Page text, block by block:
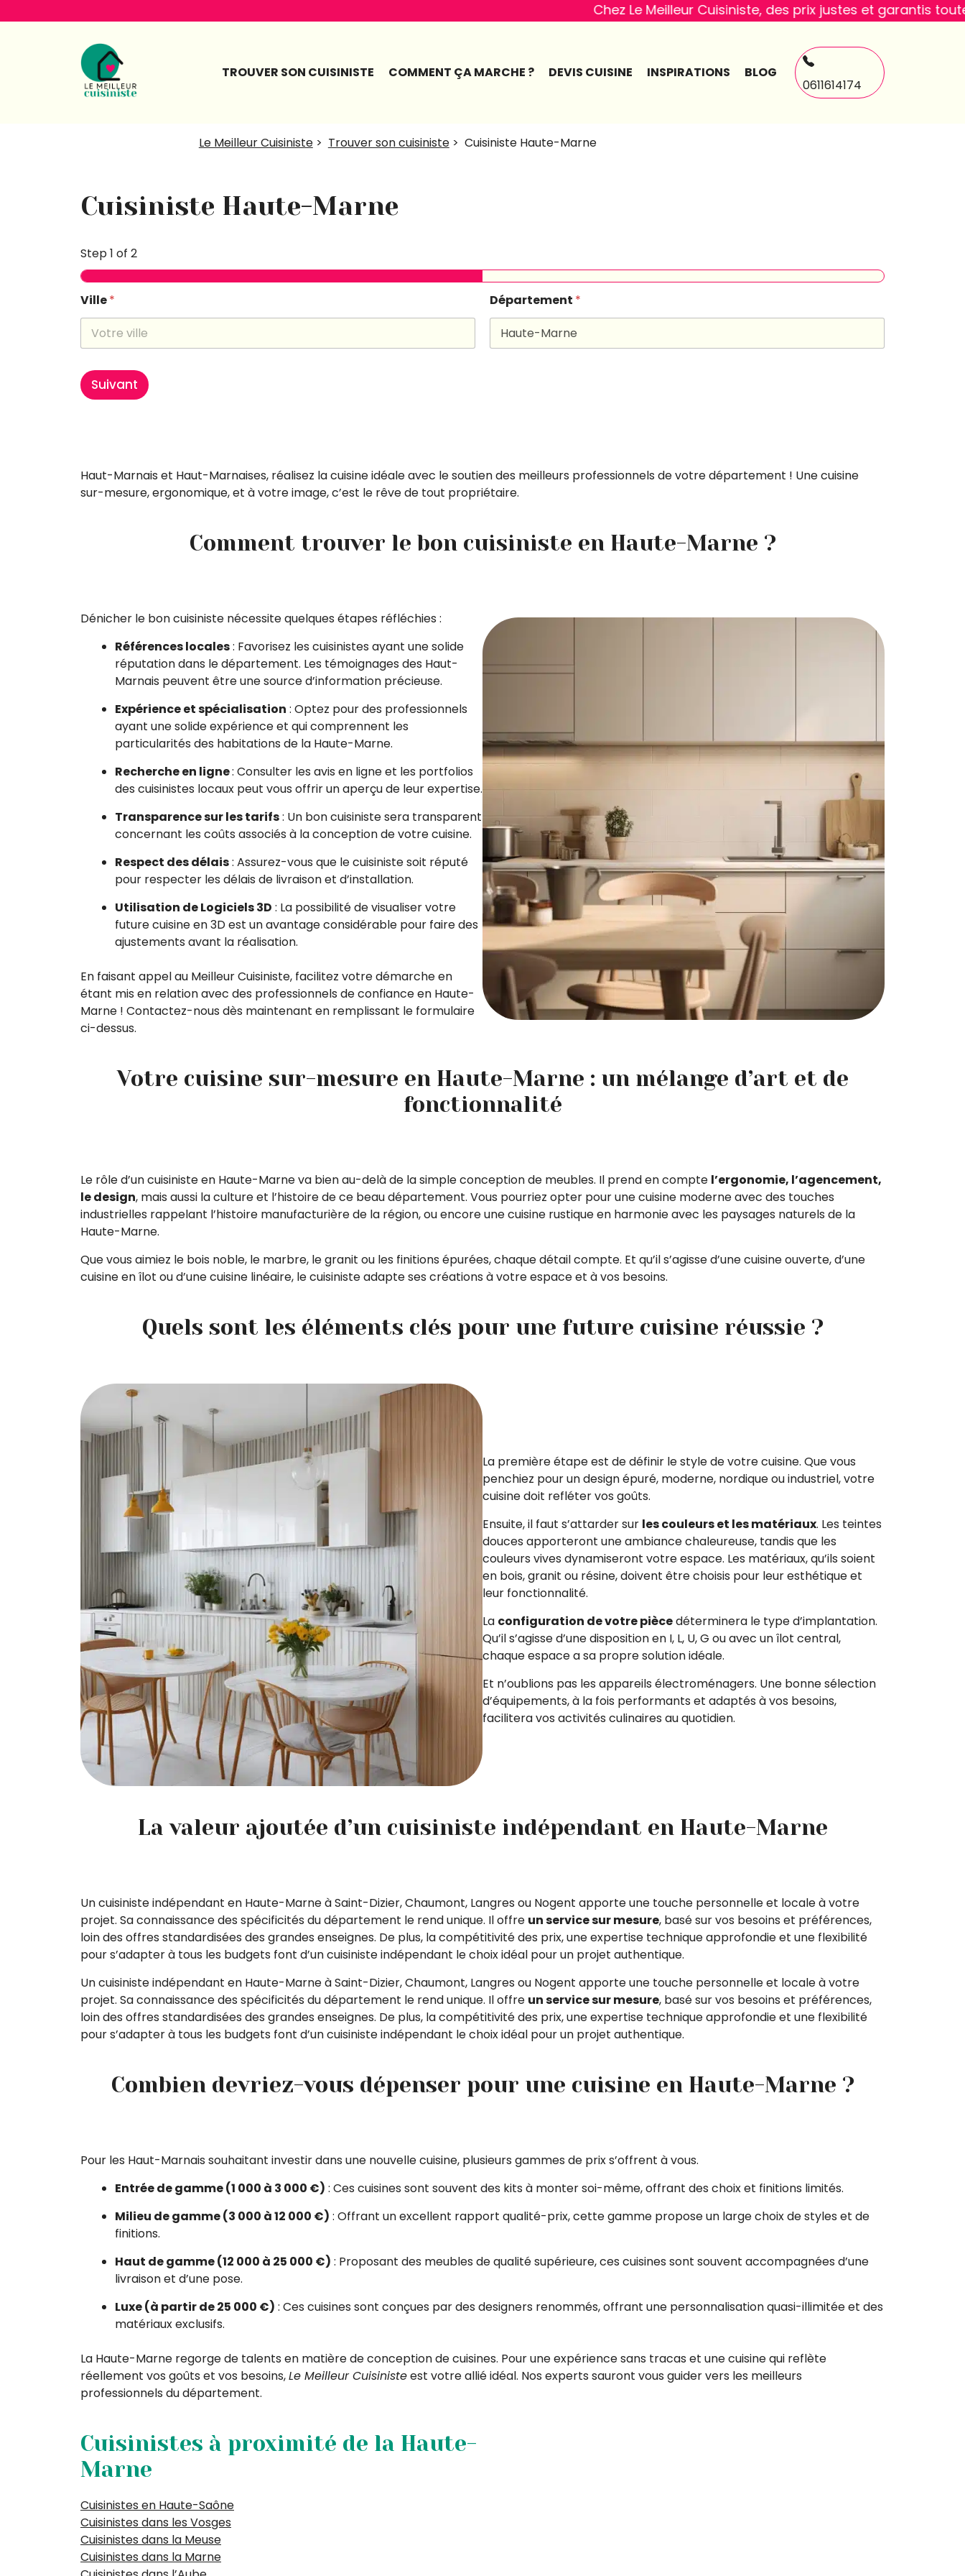
au
Chez Le Meilleur Cuisiniste, des prix justes et garantis toute l'année
TROUVER SON CUISINISTE COMMENT ÇA MARCHE ? DEVIS CUISINE INSPIRATIONS BLOG
0611614174
Le Meilleur Cuisiniste > Trouver son cuisiniste> Cuisiniste Haute-Marne
Cuisiniste Haute-Marne
Step1 of 2
Ville* Département *
Suivant
Haut-Marnais et Haut-Marnaises, réalisez la cuisine idéale avec le soutien des meilleurs professionnels de votre département ! Une cuisine
sur-mesure, ergonomique, et à votre image, c’est le rêve de tout propriétaire.
Comment trouver le bon cuisiniste en Haute-Marne ?
Dénicher le bon cuisiniste nécessite quelques étapes réfléchies :
Références locales: Favorisez les cuisinistes ayant une solide
réputation dans le département. Les témoignages des Haut-
Marnais peuvent être une source d’information précieuse.
Expérience et spécialisation : Optez pour des professionnels
ayant une solide expérience et qui comprennent les
particularités des habitations de la Haute-Marne.
Recherche en ligne: Consulter les avis en ligne et les portfolios
des cuisinistes locaux peut vous offrir un aperçu de leur expertise.
Transparence sur les tarifs: Un bon cuisiniste sera transparent
concernant les coûts associés à la conception de votre cuisine.
Respect des délais: Assurez-vous que le cuisiniste soit réputé
pour respecter les délais de livraison et d’installation.
Utilisation de Logiciels 3D : La possibilité de visualiser votre
future cuisine en 3D est un avantage considérable pour faire des
ajustements avant la réalisation.
En faisant appel au Meilleur Cuisiniste, facilitez votre démarche en
étant mis en relation avec des professionnels de confiance en Haute-
Marne ! Contactez-nous dès maintenant en remplissant le formulaire
ci-dessus.
Votre cuisine sur-mesure en Haute-Marne : un mélange d’art et de
fonctionnalité
Le rôle d’un cuisiniste en Haute-Marne va bien au-delà de la simple conception de meubles. Il prend en compte l’ergonomie, l’agencement,
le design, mais aussi la culture et l’histoire de ce beau département. Vous pourriez opter pour une cuisine moderne avec des touches
industrielles rappelant l’histoire manufacturière de la région, ou encore une cuisine rustique en harmonie avec les paysages naturels de la
Haute-Marne.
Que vous aimiez le bois noble, le marbre, le granit ou les finitions épurées, chaque détail compte. Et qu’il s’agisse d’une cuisine ouverte, d’une
cuisine en îlot ou d’une cuisine linéaire, le cuisiniste adapte ses créations à votre espace et à vos besoins.
Quels sont les éléments clés pour une future cuisine réussie ?
La première étape est de définir le style de votre cuisine. Que vous
penchiez pour un design épuré, moderne, nordique ou industriel, votre
cuisine doit refléter vos goûts.
Ensuite, il faut s’attarder sur les couleurs et les matériaux. Les teintes
douces apporteront une ambiance chaleureuse, tandis que les
couleurs vives dynamiseront votre espace. Les matériaux, qu’ils soient
en bois, granit ou résine, doivent être choisis pour leur esthétique et
leur fonctionnalité.
La configuration de votre piècedéterminera le type d’implantation.
Qu’il s’agisse d’une disposition en I, L, U, G ou avec un îlot central,
chaque espace a sa propre solution idéale.
Et n’oublions pas les appareils électroménagers. Une bonne sélection
d’équipements, à la fois performants et adaptés à vos besoins,
facilitera vos activités culinaires au quotidien.
La valeur ajoutée d’un cuisiniste indépendant en Haute-Marne
Un cuisiniste indépendant en Haute-Marne à Saint-Dizier, Chaumont, Langres ou Nogent apporte une touche personnelle et locale à votre
projet. Sa connaissance des spécificités du département le rend unique. Il offre un service sur mesure, basé sur vos besoins et préférences,
loin des offres standardisées des grandes enseignes. De plus, la compétitivité des prix, une expertise technique approfondie et une flexibilité
pour s’adapter à tous les budgets font d’un cuisiniste indépendant le choix idéal pour un projet authentique.
Un cuisiniste indépendant en Haute-Marne à Saint-Dizier, Chaumont, Langres ou Nogent apporte une touche personnelle et locale à votre
projet. Sa connaissance des spécificités du département le rend unique. Il offre un service sur mesure, basé sur vos besoins et préférences,
loin des offres standardisées des grandes enseignes. De plus, la compétitivité des prix, une expertise technique approfondie et une flexibilité
pour s’adapter à tous les budgets font d’un cuisiniste indépendant le choix idéal pour un projet authentique.
Combien devriez-vous dépenser pour une cuisine en Haute-Marne ?
Pour les Haut-Marnais souhaitant investir dans une nouvelle cuisine, plusieurs gammes de prix s’offrent à vous.
Entrée de gamme (1 000 à 3 000 €) : Ces cuisines sont souvent des kits à monter soi-même, offrant des choix et finitions limités.
Milieu de gamme (3 000 à 12 000 €) : Offrant un excellent rapport qualité-prix, cette gamme propose un large choix de styles et de
finitions.
Haut de gamme (12 000 à 25 000 €) : Proposant des meubles de qualité supérieure, ces cuisines sont souvent accompagnées d’une
livraison et d’une pose.
Luxe (à partir de 25 000 €) : Ces cuisines sont conçues par des designers renommés, offrant une personnalisation quasi-illimitée et des
matériaux exclusifs.
La Haute-Marne regorge de talents en matière de conception de cuisines. Pour une expérience sans tracas et une cuisine qui reflète
réellement vos goûts et vos besoins,Le Meilleur Cuisinisteest votre allié idéal. Nos experts sauront vous guider vers les meilleurs
professionnels du département.
Cuisinistes à proximité de la Haute-
Marne
Cuisinistes en Haute-Saône
Cuisinistes dans les Vosges
Cuisinistes dans la Meuse
Cuisinistes dans la Marne